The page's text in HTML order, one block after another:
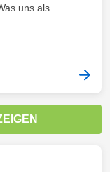
uns als